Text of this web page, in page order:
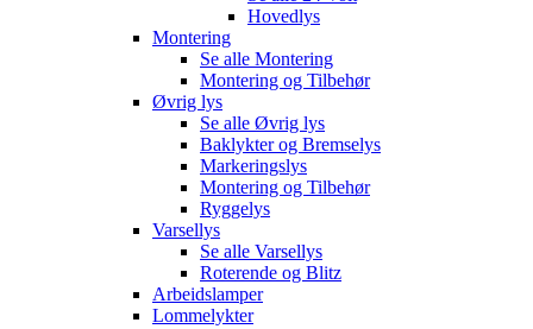
Hovedlys
Montering
Se alle Montering
Montering og Tilbehør
Øvrig lys
Se alle Øvrig lys
Baklykter og Bremselys
Markeringslys
Montering og Tilbehør
Ryggelys
Varsellys
Se alle Varsellys
Roterende og Blitz
Arbeidslamper
Lommelykter